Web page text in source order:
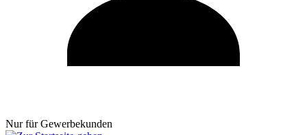
Nur für Gewerbekunden